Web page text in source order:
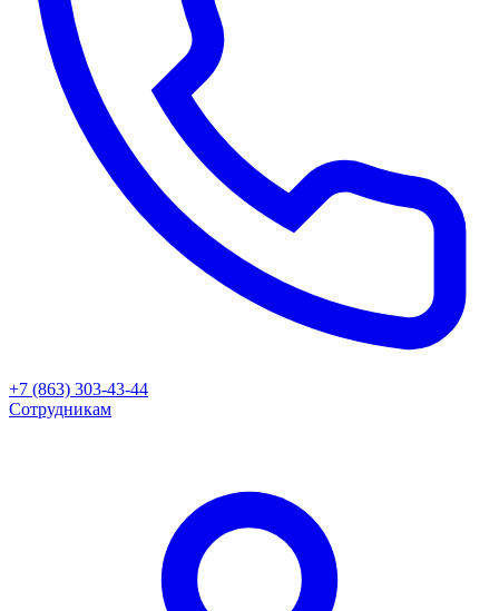
+7 (863) 303-43-44
Сотрудникам